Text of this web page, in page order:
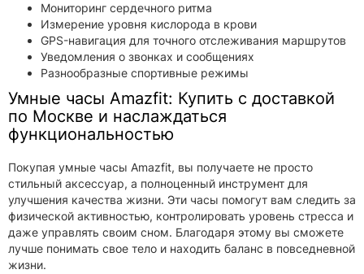
Мониторинг сердечного ритма
Измерение уровня кислорода в крови
GPS-навигация для точного отслеживания маршрутов
Уведомления о звонках и сообщениях
Разнообразные спортивные режимы
Умные часы Amazfit: Купить с доставкой
по Москве и наслаждаться
функциональностью
Покупая умные часы Amazfit, вы получаете не просто
стильный аксессуар, а полноценный инструмент для
улучшения качества жизни. Эти часы помогут вам следить за
физической активностью, контролировать уровень стресса и
даже управлять своим сном. Благодаря этому вы сможете
лучше понимать свое тело и находить баланс в повседневной
жизни.